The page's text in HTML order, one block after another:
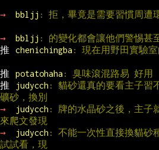
→ bbljj : 拒，畢竟是需要習慣周遭
→ bbljj : 的變化都會讓他們警惕甚
推
chenichingba : 現在用野田實驗
推 potatohaha : 臭味滾混路易 好用
推
judycch : 貓砂還真的要看主子習
礦砂，換別
→
judycch : 牌的水晶砂之後，主子
來爬文發現
→
judycch : 不能一次性直接換貓砂
試試看，現